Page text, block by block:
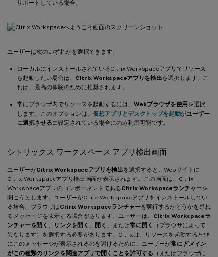
サポートしている場合。
ユーザーは次のいずれかを選択できます。
ローカルにインストールされているCitrix Workspaceアプリでリソース
を起動したい場合は、 Citrix Workspaceアプリを検出を選択します。こ
れは、最高の体験のために推奨されます。
常にブラウザ内でリソースを起動するには、 Webブラウザを使用を選択
します。このオプションは、 仮想アプリとデスクトップを起動がユーザー
に選択させるに設定されている場合にのみ利用可能です。
シトリックス ワークスペース アプリ検出画面
ユーザーがCitrix Workspaceアプリを検出を選択すると、Webサイトに
Citrix Workspaceアプリ検出画面が表示されます。この画面は、Citrix
WorkspaceアプリのコンポーネントであるCitrix Workspaceランチャーを
開こうとします。ユーザーがCitrix Workspaceアプリをインストールしてい
る場合、ブラウザはCitrix Workspaceランチャーを実行するかどうかを尋ね
るメッセージを表示する場合があります。ユーザーは、 Citrix Workspaceラ
ンチャーを開く
リンクを開く 開く 、または常に開く
（ブラウザによって
異なります）を選択する必要があります。Citrixは、リソースを起動するたび
にこのメッセージが表示されるのを避けるために、ユーザーが常に ドメイン
がこの種類のリンクを関連アプリで開くことを許可する （またはブラウザに